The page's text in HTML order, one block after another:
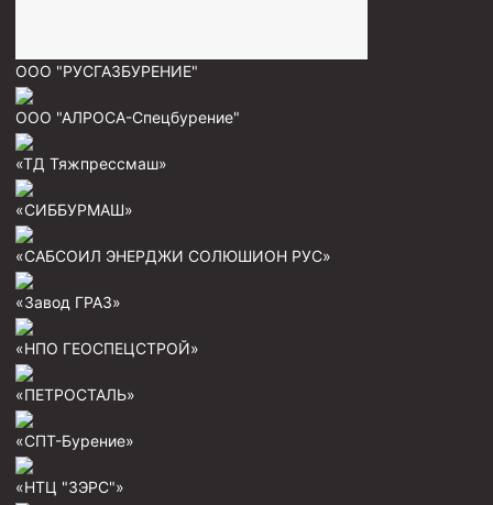
Муфта БТС 324
Муфта БТС 245
Муфта ОТТМ 127
Муфта БТС 146
Муфта ОТТМ 245
Муфта ОТТМ 168
Муфта ОТТМ 114
ООО "РУСГАЗБУРЕНИЕ"
ООО "АЛРОСА-Спецбурение"
«ТД Тяжпрессмаш»
«СИББУРМАШ»
«САБСОИЛ ЭНЕРДЖИ СОЛЮШИОН РУС»
«Завод ГРАЗ»
«НПО ГЕОСПЕЦСТРОЙ»
«ПЕТРОСТАЛЬ»
«СПТ-Бурение»
«НТЦ "ЗЭРС"»